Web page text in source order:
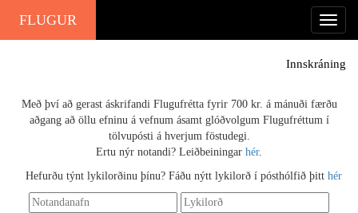
FLUGUR
Innskráning
Með því að gerast áskrifandi Flugufrétta fyrir 700 kr. á mánuði færðu
aðgang að öllu efninu á vefnum ásamt glóðvolgum Flugufréttum í
tölvupósti á hverjum föstudegi.
Ertu nýr notandi? Leiðbeiningar hér.
Hefurðu týnt lykilorðinu þínu? Fáðu nýtt lykilorð í pósthólfið þitt hér